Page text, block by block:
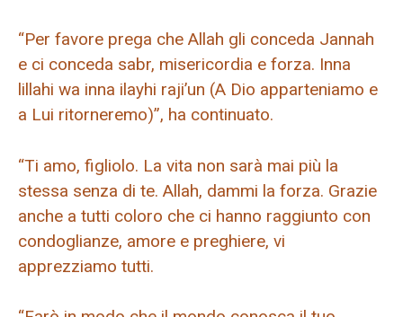
“Per favore prega che Allah gli conceda Jannah
e ci conceda sabr, misericordia e forza. Inna
lillahi wa inna ilayhi raji’un (A Dio apparteniamo e
a Lui ritorneremo)”, ha continuato.
“Ti amo, figliolo. La vita non sarà mai più la
stessa senza di te. Allah, dammi la forza. Grazie
anche a tutti coloro che ci hanno raggiunto con
condoglianze, amore e preghiere, vi
apprezziamo tutti.